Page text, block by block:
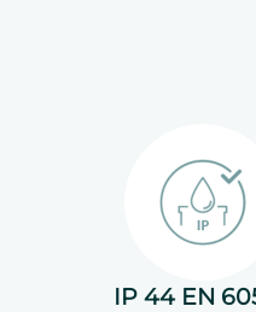
IP 44 EN